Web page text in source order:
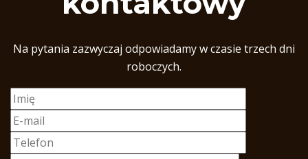
Na pytania zazwyczaj odpowiadamy w czasie trzech dni
roboczych.